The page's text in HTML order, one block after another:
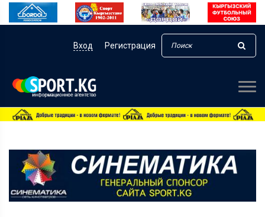
Вход Регистрация